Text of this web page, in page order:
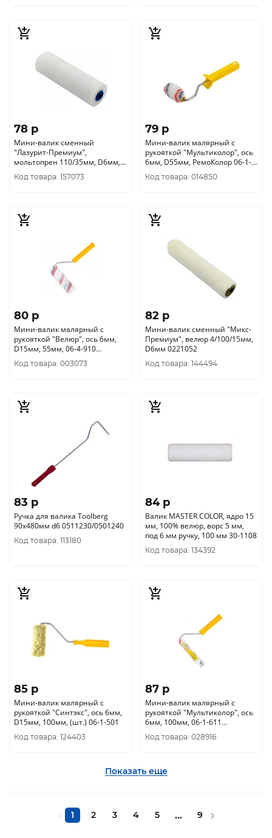
78 p
Мини-валик сменный
"Лазурит-Премиум",
мольтопрен 110/35мм, D6мм,
Россия
Код товара: 157073
79 p
Мини-валик малярный с
рукояткой "Мультиколор", ось
6мм, D55мм, РемоКолор 06-1-
610
Код товара: 014850
80 p
Мини-валик малярный с
рукояткой "Велюр", ось 6мм,
D15мм, 55мм, 06-4-910
РемоКолор
Код товара: 003073
82 p
Мини-валик сменный "Микс-
Премиум", велюр 4/100/15мм,
D6мм 0221052
Код товара: 144494
83 p
Ручка для валика Toolberg
90х480мм d6 0511230/0501240
Код товара: 113180
84 p
Валик MASTER COLOR, ядро 15
мм, 100% велюр, ворс 5 мм,
под 6 мм ручку, 100 мм 30-1108
Код товара: 134392
85 p
Мини-валик малярный с
рукояткой "Синтэкс", ось 6мм,
D15мм, 100мм, (шт.) 06-1-501
Код товара: 124403
87 p
Мини-валик малярный с
рукояткой "Мультиколор", ось
6мм, 100мм, 06-1-611
РемоКолор
Код товара: 028916
Показать еще
1 2 3 4 5 ... 9